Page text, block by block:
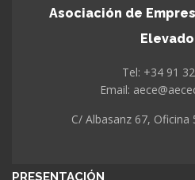
Asociación de
Tel: +34 91
Email:
C/ Albasanz 67, Oficina
PRESENTACIÓN